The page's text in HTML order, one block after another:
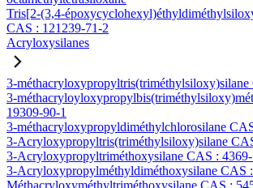
Tris[2-(3,4-
CAS : 121239-71-2
Acryloxysilanes
3-
3-
19309-90-1
3-méthacryloxypropyldiméthylchlorosilane
3-Acryloxypropyltris(triméthylsiloxy)silane
3-Acryloxypropyltriméthoxysilane CAS :
3-Acryloxypropylméthyldiméthoxysilane CAS
Méthacryloxyméthyltriméthoxysilane CAS :